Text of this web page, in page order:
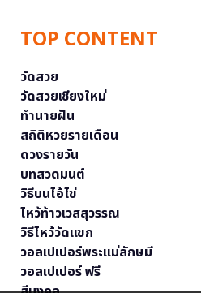
TOP CONTENT
วัดสวย
วัดสวยเชียงใหม่
ทำนายฝัน
สถิติหวยรายเดือน
ดวงรายวัน
บทสวดมนต์
วิธีบนไอ้ไข่
ไหว้ท้าวเวสสุวรรณ
วิธีไหว้วัดแขก
วอลเปเปอร์พระแม่ลักษมี
วอลเปเปอร์ ฟรี